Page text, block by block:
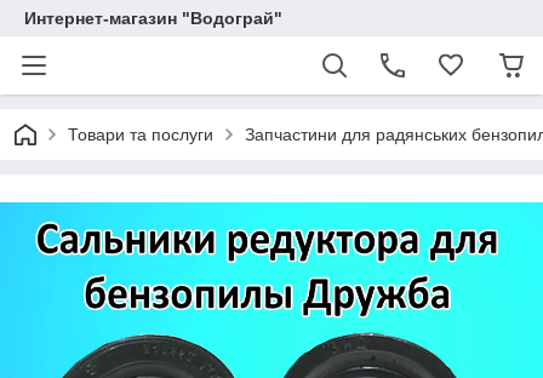
Интернет-магазин "Водограй"
Товари та послуги Запчастини для радянських